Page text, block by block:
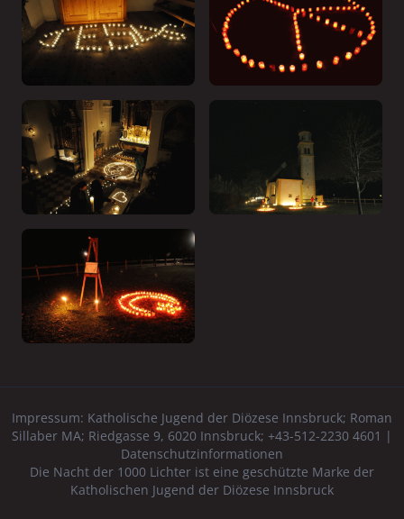
Impressum: Katholische Jugend der Diözese Innsbruck; Roman
Sillaber MA; Riedgasse 9, 6020 Innsbruck; +43-512-2230 4601 |
Datenschutzinformationen
Die Nacht der 1000 Lichter ist eine geschützte Marke der
Katholischen Jugend der Diözese Innsbruck